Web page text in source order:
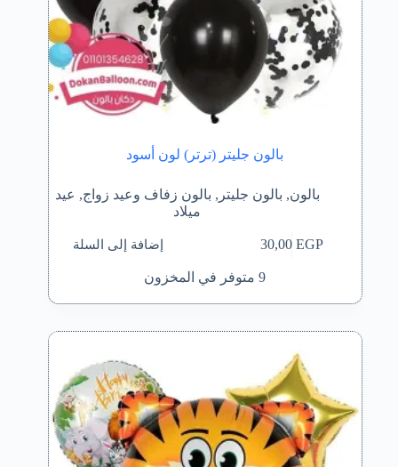
بالون جليتر (ترتر) لون أسود
بالون, بالون جليتر , بالون زفاف وعيد زواج, عيد
ميلاد
30,00EGP إضافة إلى السلة
9 متوفر في المخزون